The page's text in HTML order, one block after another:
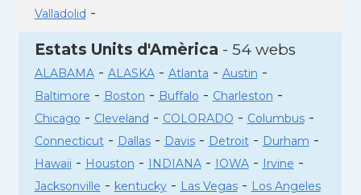
Valladolid -
Estats Units d'Amèrica - 54 webs
ALABAMA- ALASKA- Atlanta - Austin -
Baltimore - Boston - Buffalo - Charleston -
Chicago - Cleveland - COLORADO - Columbus-
Connecticut- Dallas- Davis- Detroit- Durham -
Hawaii - Houston - INDIANA- IOWA- Irvine -
Jacksonville - kentucky- Las Vegas- Los Angeles